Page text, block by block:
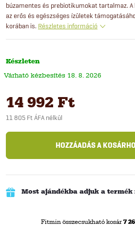
búzamentes és prebiotikumokat tartalmaz.
az erős és egészséges ízületek
korában is. Részletes információ
Készleten
18. 8. 2026
14 992 Ft
11 805 Ft ÁFA nélkül
HOZZÁADÁS A
Most ajándékba adjuk a termék
Fitmin összecsukható kosár 7